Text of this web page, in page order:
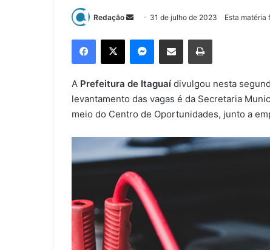
Redação
u
m
e
m
i
l
31 de julho de 2023 Esta matéria
A Prefeitura de Itaguaí divulgou nesta
levantamento das vagas é da Secretaria
meio do Centro de Oportunidades, junto a